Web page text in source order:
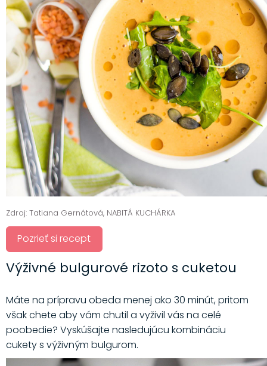
Zdroj: Tatiana Gernátová, NABITÁ KUCHÁRKA
Pozrieť si recept
Výživné bulgurové rizoto s cuketou
Máte na prípravu obeda menej ako 30 minút, pritom
však chete aby vám chutil a vyživil vás na celé
poobedie? Vyskúšajte nasledujúcu kombináciu
cukety s výživným bulgurom.